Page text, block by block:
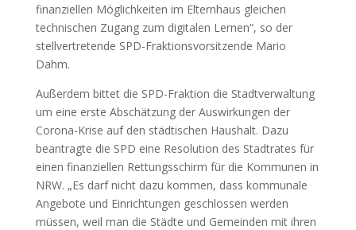
finanziellen Möglichkeiten im Elternhaus gleichen
technischen Zugang zum digitalen Lernen“, so der
stellvertretende SPD-Fraktionsvorsitzende Mario
Dahm.
Außerdem bittet die SPD-Fraktion die Stadtverwaltung
um eine erste Abschätzung der Auswirkungen der
Corona-Krise auf den städtischen Haushalt. Dazu
beantragte die SPD eine Resolution des Stadtrates für
einen finanziellen Rettungsschirm für die Kommunen in
NRW. „Es darf nicht dazu kommen, dass kommunale
Angebote und Einrichtungen geschlossen werden
müssen, weil man die Städte und Gemeinden mit ihren